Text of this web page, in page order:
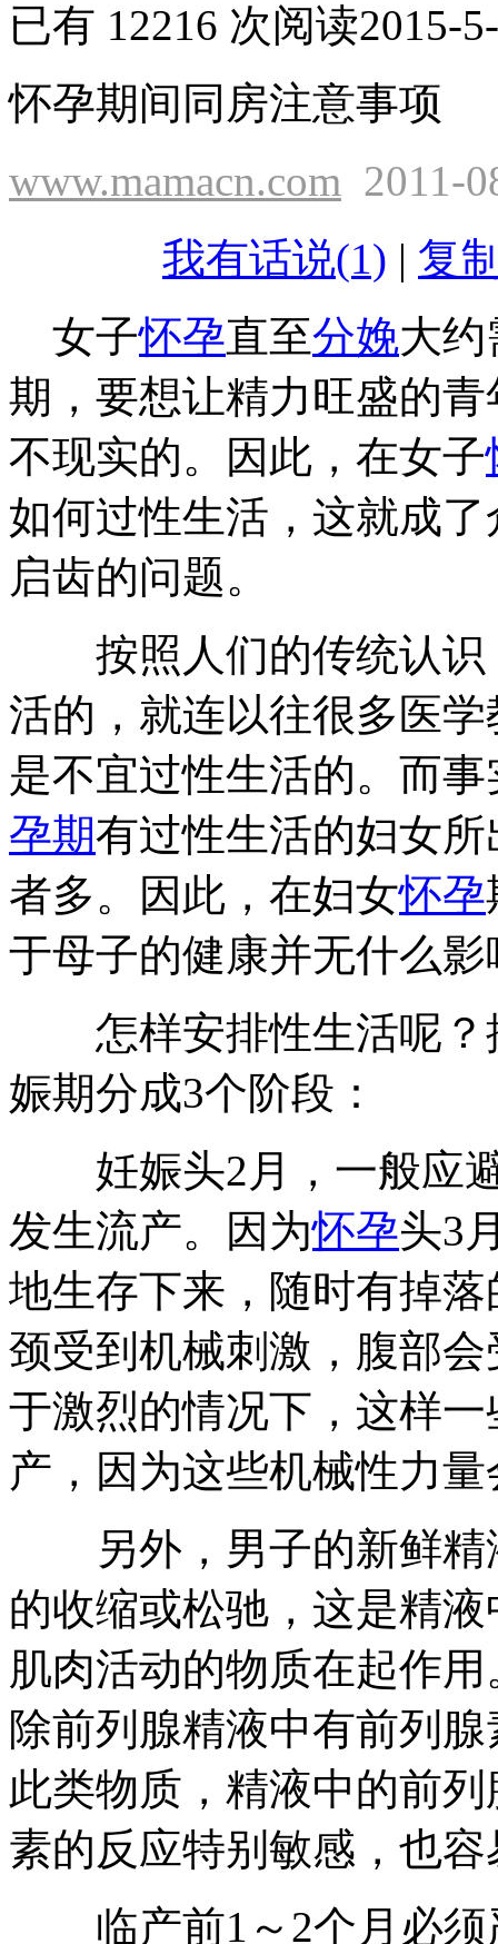
已有 12216 次阅读2015-
怀孕期间同房注意事项
www.mamacn.com 2011-
我有话说(1) | 复
女子怀孕直至分娩大约
期，要想让精力旺盛的
不现实的。因此，在女子
如何过性生活，这就成
启齿的问题。
按照人们的传统认识
活的，就连以往很多医
是不宜过性生活的。而
孕期有过性生活的妇女
者多。因此，在妇女怀孕
于母子的健康并无什么影
怎样安排性生活呢？
娠期分成3个阶段：
妊娠头2月，一般应避
发生流产。因为怀孕头3
地生存下来，随时有掉
颈受到机械刺激，腹部
于激烈的情况下，这样
产，因为这些机械性力
另外，男子的新鲜精
的收缩或松驰，这是精
肌肉活动的物质在起作
除前列腺精液中有前列
此类物质，精液中的前
素的反应特别敏感，也
临产前1～2个月必须